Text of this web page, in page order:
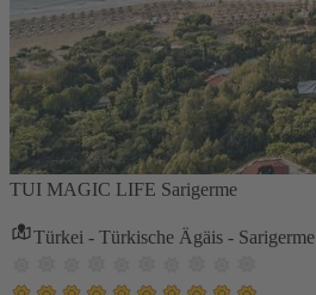
TUI MAGIC LIFE Sarigerme
Türkei - Türkische Ägäis - Sarigerme